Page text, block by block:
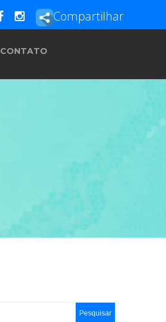
Compartilhar
CONTATO